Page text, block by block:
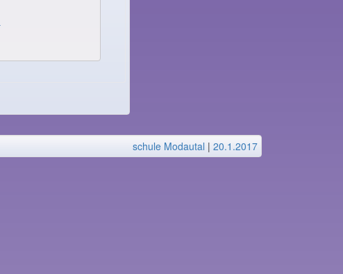
schule Modautal | 20.1.2017